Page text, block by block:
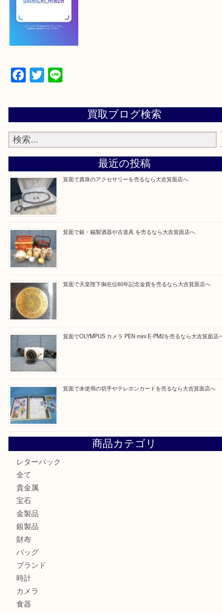
下記バナーよりフォローお願いします！
【パソコンの場合】
設定の中にあるネームタグからネームタグをスキャ
ていただき
当店の下記画面をスキャンしてください！
Facebook
Twitter
Line
箕面で真珠のアクセサリーを売るなら大吉箕面店へ